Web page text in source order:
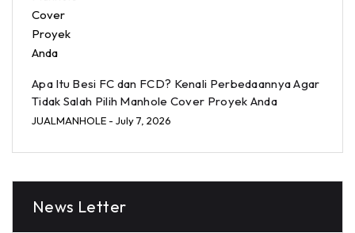
Apa Itu Besi FC dan FCD? Kenali Perbedaannya Agar
Tidak Salah Pilih Manhole Cover Proyek Anda
JUALMANHOLE - July 7, 2026
News Letter